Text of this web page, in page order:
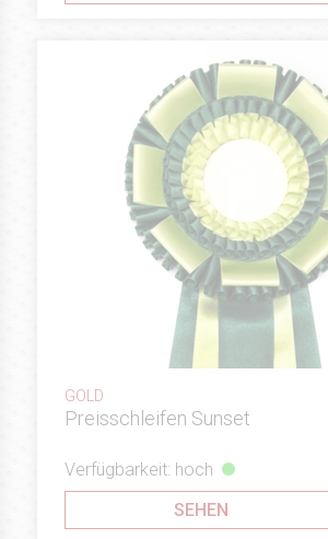
GOLD
Preisschleifen Sunset
Verfügbarkeit: hoch
SEHEN